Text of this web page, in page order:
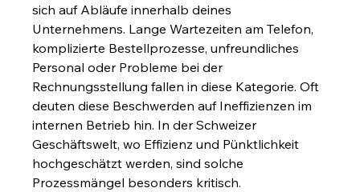
sich auf Abläufe innerhalb deines
Unternehmens. Lange Wartezeiten am Telefon,
komplizierte Bestellprozesse, unfreundliches
Personal oder Probleme bei der
Rechnungsstellung fallen in diese Kategorie. Oft
deuten diese Beschwerden auf Ineffizienzen im
internen Betrieb hin. In der Schweizer
Geschäftswelt, wo Effizienz und Pünktlichkeit
hochgeschätzt werden, sind solche
Prozessmängel besonders kritisch.